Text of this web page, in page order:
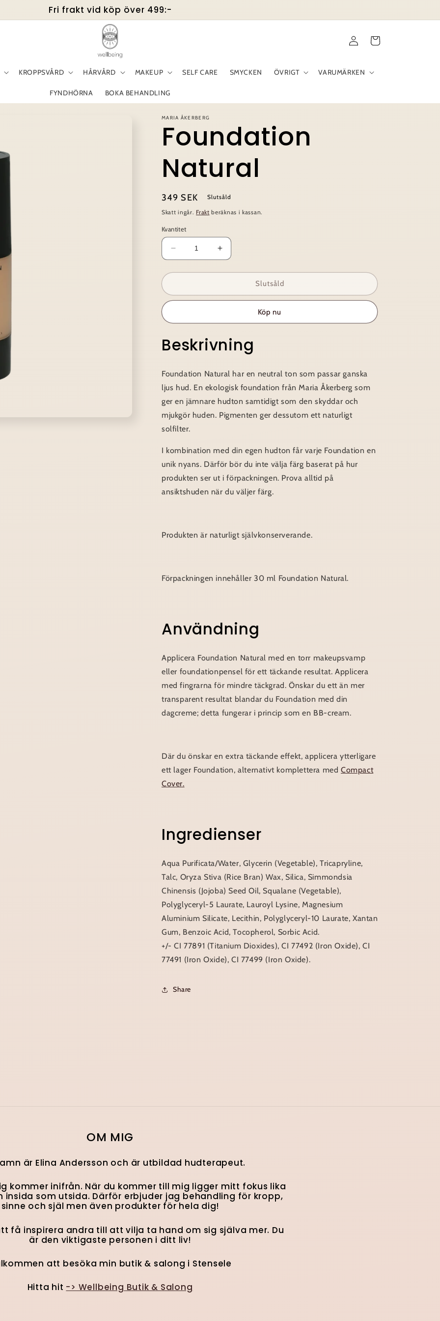
Fri frakt vid köp över 499:-
KROPPSVÅRD HÅRVÅRD MAKEUP SELF CARE SMYCKEN ÖVRIGT VARUMÄRKEN
FYNDHÖRNA BOKA BEHANDLING
Logga
in
Varukorg
MARIA ÅKERBERG
Foundation
Natural
Ordinarie
pris
349 SEK Slutsåld
Skatt ingår. Frakt beräknas i kassan.
Kvantitet
Minska
kvantitet
för
Natural
Öka
kvantitet
för
Foundation
Natural
Slutsåld
Köp nu
Beskrivning
Foundation Natural har en neutral ton som passar ganska
ljus hud. En ekologisk foundation från Maria Åkerberg som
ger en jämnare hudton samtidigt som den skyddar och
mjukgör huden. Pigmenten ger dessutom ett naturligt
solfilter.
I kombination med din egen hudton får varje Foundation en
unik nyans. Därför bör du inte välja färg baserat på hur
produkten ser ut i förpackningen. Prova alltid på
ansiktshuden när du väljer färg.
Produkten är naturligt självkonserverande.
Förpackningen innehåller 30 ml Foundation Natural.
Användning
Applicera Foundation Natural med en torr makeupsvamp
eller foundationpensel för ett täckande resultat. Applicera
med fingrarna för mindre täckgrad. Önskar du ett än mer
transparent resultat blandar du Foundation med din
dagcreme; detta fungerar i princip som en BB-cream.
Där du önskar en extra täckande effekt, applicera ytterligare
ett lager Foundation, alternativt komplettera medCompact
Cover.
Ingredienser
Aqua Purificata/Water, Glycerin (Vegetable), Tricapryline,
Talc, Oryza Stiva (Rice Bran) Wax, Silica, Simmondsia
Chinensis (Jojoba) Seed Oil, Squalane (Vegetable),
Polyglyceryl-5 Laurate, Lauroyl Lysine, Magnesium
Aluminium Silicate, Lecithin, Polyglyceryl-10 Laurate, Xantan
Gum, Benzoic Acid, Tocopherol, Sorbic Acid.
+/- CI 77891 (Titanium Dioxides), CI 77492 (Iron Oxide), CI
77491 (Iron Oxide), CI 77499 (Iron Oxide).
Share
OM MIG
är Elina Andersson och är utbildad hudterapeut.
kommer inifrån. När du kommer till mig ligger mitt fokus lika
insida som utsida. Därför erbjuder jag behandling för kropp,
sinne och själ men även produkter för hela dig!
få inspirera andra till att vilja ta hand om sig själva mer. Du
är den viktigaste personen i ditt liv!
att besöka min butik & salong i Stensele
Hitta hit -> Wellbeing Butik & Salong